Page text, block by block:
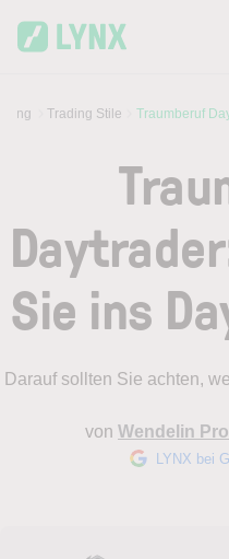
Trading Stile Traumberuf
Sie ins
Darauf sollten Sie achten,
von Wendelin
LYNX bei